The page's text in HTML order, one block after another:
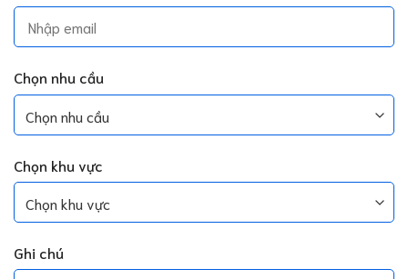
Chọn nhu cầu
Chọn khu vực
Ghi chú